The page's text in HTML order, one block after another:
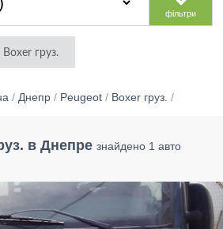
фільтри
Boxer груз.
/ Днепр / Peugeot / Boxer груз. /
в Днепре знайдено 1 авто